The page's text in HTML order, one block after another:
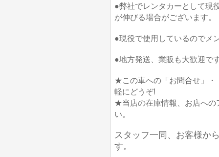
●弊社でレンタカーとして現
が伸びる場合がございます。
●現役で使用しているのでメ
●地方発送、業販も大歓迎で
★この車への「お問合せ」・
軽にどうぞ!
★当店の在庫情報、お店への
い。
スタッフ一同、お客様か
す。